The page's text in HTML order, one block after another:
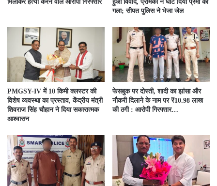
मिलाकर हत्या करने वाले आरोपी गिरफ्तार
हुआ विवाद, प्रेमिका ने घोंट दिया प्रेमी का
गला; सीपत पुलिस ने भेजा जेल
PMGSY-IV में 10 किमी क्लस्टर की
विशेष व्यवस्था का प्रस्ताव, केंद्रीय मंत्री
शिवराज सिंह चौहान ने दिया सकारात्मक
आश्वासन
फेसबुक पर दोस्ती, शादी का झांसा और
नौकरी दिलाने के नाम पर ₹10.98 लाख
की ठगी : आरोपी गिरफ्तार…